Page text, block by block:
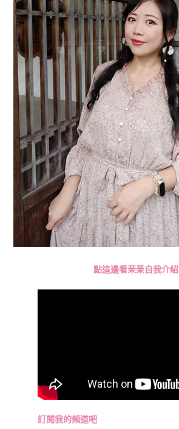
點這邊看茉茉自我介紹
訂閱我的頻道吧